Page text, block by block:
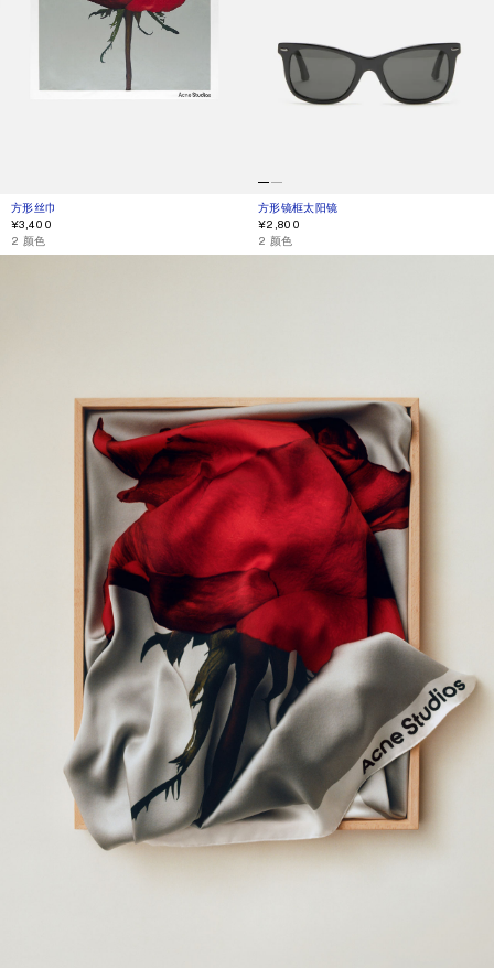
方形丝巾
当前颜色： 白色
價格：¥3,400。
¥3,400
,2 颜色
方形镜框太阳镜
当前颜色： 黑色/黑色
價格：¥2,800。
¥2,800
,2 颜色